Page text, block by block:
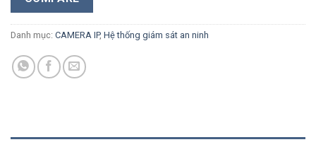
Danh mục: CAMERA IP, Hệ thống giám sát an ninh